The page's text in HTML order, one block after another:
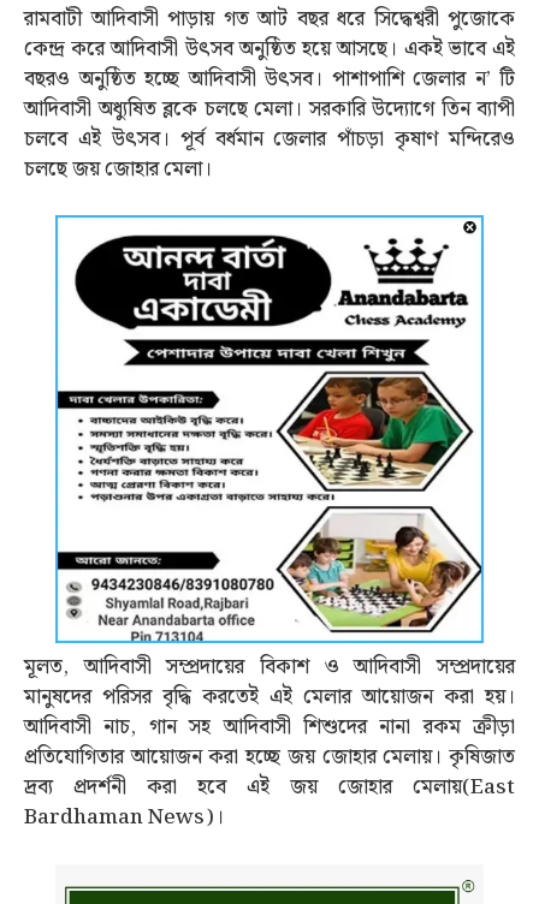
রামবাটী আদিবাসী পাড়ায় গত আট বছর ধরে সিদ্ধেশ্বরী পুজোকে
কেন্দ্র করে আদিবাসী উত্‍সব অনুষ্ঠিত হয়ে আসছে। একই ভাবে এই
বছরও অনুষ্ঠিত হচ্ছে আদিবাসী উত্‍সব। পাশাপাশি জেলার ন’ টি
আদিবাসী অধ্যুষিত ব্লকে চলছে মেলা। সরকারি উদ্যোগে তিন ব্যাপী
চলবে এই উত্‍সব। পূর্ব বর্ধমান জেলার পাঁচড়া কৃষাণ মন্দিরেও
চলছে জয় জোহার মেলা।
মূলত, আদিবাসী সম্প্রদায়ের বিকাশ ও আদিবাসী সম্প্রদায়ের
মানুষদের পরিসর বৃদ্ধি করতেই এই মেলার আয়োজন করা হয়।
আদিবাসী নাচ, গান সহ আদিবাসী শিশুদের নানা রকম ক্রীড়া
প্রতিযোগিতার আয়োজন করা হচ্ছে জয় জোহার মেলায়। কৃষিজাত
দ্রব্য প্রদর্শনী করা হবে এই জয় জোহার মেলায়(East
Bardhaman News)।